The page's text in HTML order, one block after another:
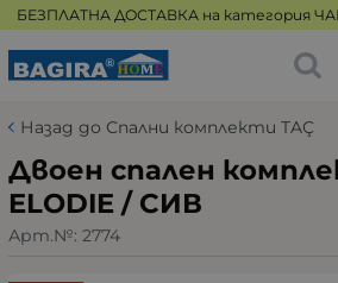
БЕЗПЛАТНА ДОСТАВКА на категория
Назад до Спални комплекти TAÇ
Двоен спален
ELODIE / СИВ
Арт.№: 2774